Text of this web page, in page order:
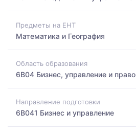
Предметы на ЕНТ
Математика и География
Область образования
6B04 Бизнес, управление и право
Направление подготовки
6B041 Бизнес и управление